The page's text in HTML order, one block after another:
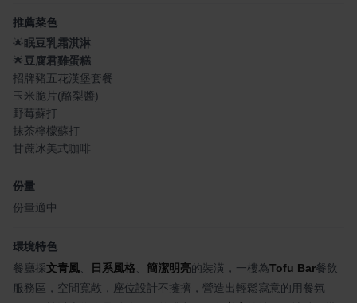
推薦菜色
🌟眠豆乳霜淇淋
🌟豆腐君雞蛋糕
招牌豬五花漢堡套餐
玉米脆片(酪梨醬)
野莓蘇打
抹茶檸檬蘇打
甘蔗冰美式咖啡
份量
份量適中
環境特色
餐廳採文青風 日系風格 簡潔明亮的裝潢，一樓為Tofu Bar餐飲
服務區，空間寬敞，座位設計不擁擠，營造出輕鬆寫意的用餐氛